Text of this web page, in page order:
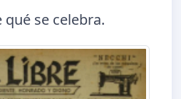
qué se celebra.